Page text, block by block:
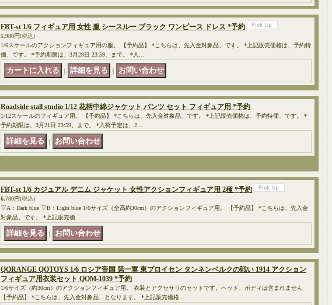
FBT-st 1/6 フィギュア用 女性 服 シースルー ブラック ワンピース ドレス *予約
5,980円(税込)
1/6スケールのアクションフィギュア用の服。 【予約品】 *こちらは、先入金対象品、です。 *上記販売価格は、予約特
価、です。 *予約期限は、3月28日 23:59、まで。 *入…
｜ ｜
Roadside stall studio 1/12 花柄中綿ジャケット パンツ セット フィギュア用 *予約
1/12スケールのフィギュア用。 【予約品】 *こちらは、先入金対象品、です。 *上記販売価格は、予約特価、です。 *
予約期限は、3月21日 23:59、まで。 *入荷予定は、2…
｜
FBT-st 1/6 カジュアル デニム ジャケット 女性アクションフィギュア用 2種 *予約
6,780円(税込)
▽A：Dark blue ▽B：Light blue 1/6サイズ（全高約30cm）のアクションフィギュア用。 【予約品】 *こちらは、先入金
対象品、です。 *上記販売価…
｜
QORANGE QOTOYS 1/6 ロシア帝国 第一軍 東プロイセン タンネンベルクの戦い 1914 アクション
フィギュア用衣装セット QOM-1039 *予約
1/6サイズ（約30cm）のアクションフィギュア用。 衣装とアクセサリのセットです。ヘッド、ボディは含まれません
【予約品】 *こちらは、先入金対象品、となります。 *上記販売価格…